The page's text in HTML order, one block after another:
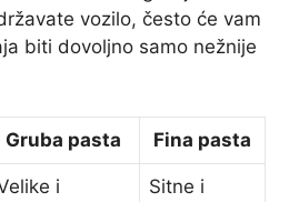
vozilo, često će vam
biti dovoljno samo nežnije
Gruba pasta Fina pasta
i
Sitne i